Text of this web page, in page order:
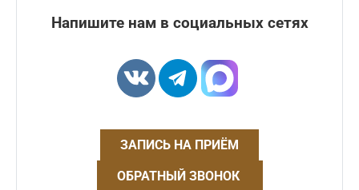
Напишите нам в социальных сетях
ЗАПИСЬ НА ПРИЁМ
ОБРАТНЫЙ ЗВОНОК